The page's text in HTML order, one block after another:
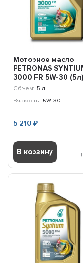
Моторное масло
PETRONAS
3000 FR 5W-30 (5л)
Ford, Renault /
Объем: 5 л
Вязкость: 5W-30
5 210₽
В корзину